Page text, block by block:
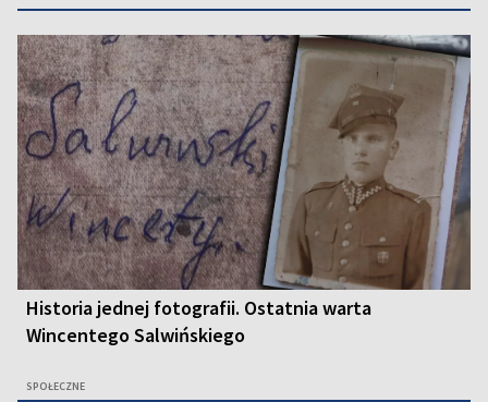
Historia jednej fotografii. Ostatnia warta
Wincentego Salwińskiego
SPOŁECZNE